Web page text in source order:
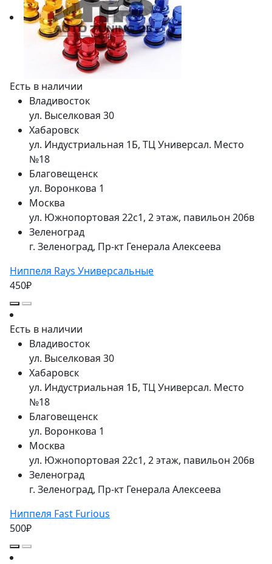
Есть в наличии
Владивосток
ул. Выселковая 30
Хабаровск
ул. Индустриальная 1Б, ТЦ Универсал. Место
№18
Благовещенск
ул. Воронкова 1
Москва
ул. Южнопортовая 22с1, 2 этаж, павильон 206в
Зеленоград
г. Зеленоград, Пр-кт Генерала Алексеева
Ниппеля Rays Универсальные
450₽
Есть в наличии
Владивосток
ул. Выселковая 30
Хабаровск
ул. Индустриальная 1Б, ТЦ Универсал. Место
№18
Благовещенск
ул. Воронкова 1
Москва
ул. Южнопортовая 22с1, 2 этаж, павильон 206в
Зеленоград
г. Зеленоград, Пр-кт Генерала Алексеева
Ниппеля Fast Furious
500₽